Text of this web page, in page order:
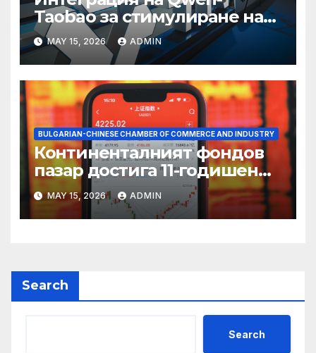
Taobao за стимулиране на
пазаруването 618
MAY 15, 2026 ADMIN
BULGARIAN-CHINESE CHAMBER OF COMMERCE AND INDUSTRY
Континенталният фондов
пазар достига 11-годишен
връх
MAY 15, 2026 ADMIN
Search
Search